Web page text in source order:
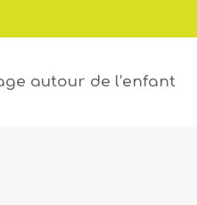
autour de l’enfant